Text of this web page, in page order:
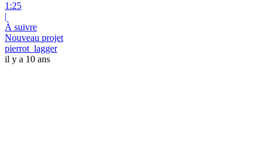
1:25
|
À suivre
Nouveau projet
pierrot_lagger
il y a 10 ans